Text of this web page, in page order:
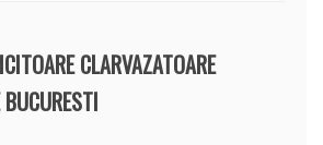
CLARVAZATOARE